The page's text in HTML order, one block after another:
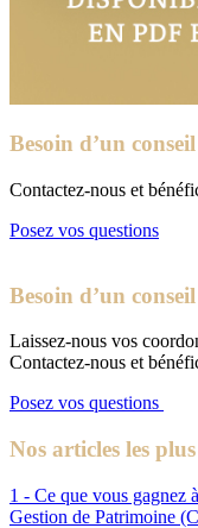
Besoin d’un
Contactez-nous et
Posez vos questions
Besoin d’un
Laissez-nous vos
Contactez-nous et
Posez vos questions
Nos articles les
1 - Ce que vous gagnez
Gestion de Patrimoine